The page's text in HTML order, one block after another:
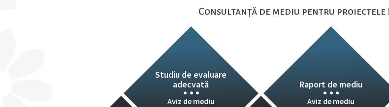
Consultanță de mediu pentru proiectele
Studiu de evaluare
adecvată
Aviz de mediu
Raport de mediu
Aviz de mediu
Studiu de evaluare adecvată
Inventariere şi cartare
habitate şi specii…